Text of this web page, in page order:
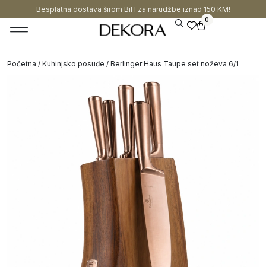
Besplatna dostava širom BiH za narudžbe iznad 150 KM!
0
Početna / Kuhinjsko posuđe / Berlinger Haus Taupe set noževa 6/1